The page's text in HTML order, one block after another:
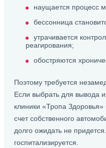
наущается процесс
бессонница
утрачивается
реагирования;
обостряются
Поэтому требуется
Если выбрать для вывода
клиники «Тропа
счет собственного
долго ожидать не
госпитализируется.